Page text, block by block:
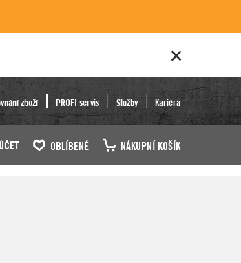
zboží PROFI servis Služby Kariéra
OBLÍBENÉ NÁKUPNÍ KOŠÍK